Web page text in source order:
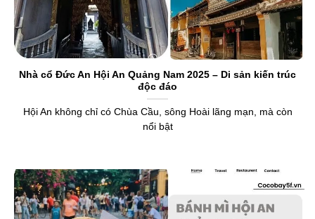
Nhà cổ Đức An Hội An Quảng Nam 2025 – Di sản kiến trúc
độc đáo
Hội An không chỉ có Chùa Cầu, sông Hoài lãng mạn, mà còn
nổi bật